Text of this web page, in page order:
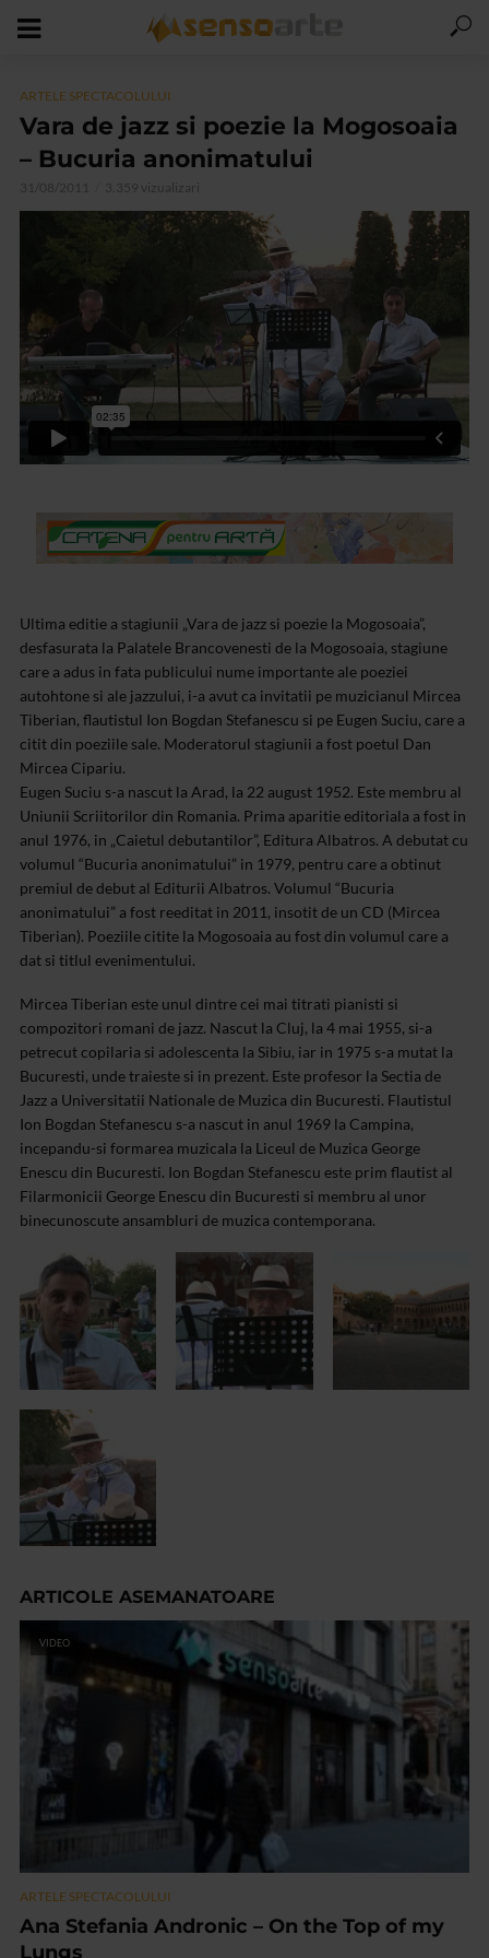
ARTELE SPECTACOLULUI
Vara de jazz si poezie la Mogosoaia
– Bucuria anonimatului
31/08/2011 3.359 vizualizari
Ultima editie a stagiunii „Vara de jazz si poezie la Mogosoaia”,
desfasurata la Palatele Brancovenesti de la Mogosoaia, stagiune
care a adus in fata publicului nume importante ale poeziei
autohtone si ale jazzului, i-a avut ca invitatii pe muzicianul Mircea
Tiberian, flautistul Ion Bogdan Stefanescu si pe Eugen Suciu, care a
citit din poeziile sale. Moderatorul stagiunii a fost poetul Dan
Mircea Cipariu.
Eugen Suciu s-a nascut la Arad, la 22 august 1952. Este membru al
Uniunii Scriitorilor din Romania. Prima aparitie editoriala a fost in
anul 1976, in „Caietul debutantilor”, Editura Albatros. A debutat cu
volumul “Bucuria anonimatului” in 1979, pentru care a obtinut
premiul de debut al Editurii Albatros. Volumul “Bucuria
anonimatului” a fost reeditat in 2011, insotit de un CD (Mircea
Tiberian). Poeziile citite la Mogosoaia au fost din volumul care a
dat si titlul evenimentului.
Mircea Tiberian este unul dintre cei mai titrati pianisti si
compozitori romani de jazz. Nascut la Cluj, la 4 mai 1955, si-a
petrecut copilaria si adolescenta la Sibiu, iar in 1975 s-a mutat la
Bucuresti, unde traieste si in prezent. Este profesor la Sectia de
Jazz a Universitatii Nationale de Muzica din Bucuresti. Flautistul
Ion Bogdan Stefanescu s-a nascut in anul 1969 la Campina,
incepandu-si formarea muzicala la Liceul de Muzica George
Enescu din Bucuresti. Ion Bogdan Stefanescu este prim flautist al
Filarmonicii George Enescu din Bucuresti si membru al unor
binecunoscute ansambluri de muzica contemporana.
ARTICOLE ASEMANATOARE
VIDEO
ARTELE SPECTACOLULUI
Ana Stefania Andronic – On the Top of my
Lungs